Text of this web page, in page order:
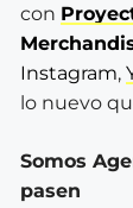
con
Instagram,
lo nuevo
Somos
pasen